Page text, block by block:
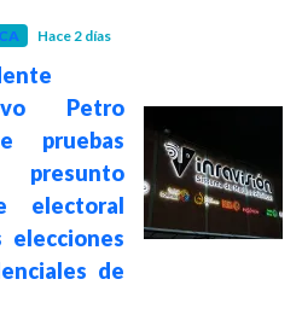
Hace 2 días
Petro
pruebas
electoral
elecciones
de